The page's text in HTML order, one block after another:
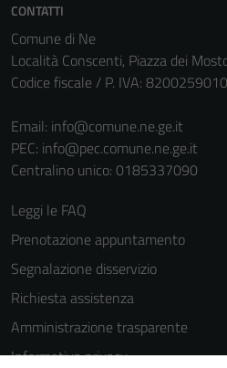
CONTATTI
Comune di Ne
Località Conscenti, Piazza dei
Codice fiscale / P. IVA:
Email: info@comune.ne.ge.it
PEC: info@pec.comune.ne.ge.it
Centralino unico: 0185337090
Leggi le FAQ
Prenotazione appuntamento
Segnalazione disservizio
Richiesta assistenza
Amministrazione trasparente
Informativa privacy